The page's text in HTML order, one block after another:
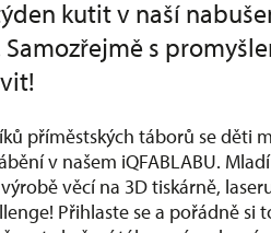
kutit v naší
s
příměstských táborů se děti
v našem iQFABLABU.
věcí na 3D tiskárně,
Přihlaste se a pořádně si